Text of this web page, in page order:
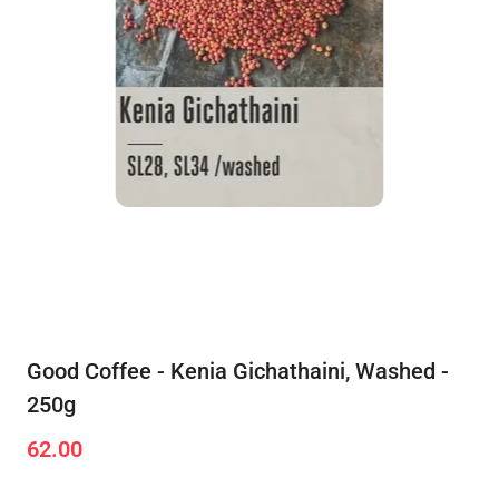
Good Coffee - Kenia Gichathaini, Washed -
250g
Cena:
62.00